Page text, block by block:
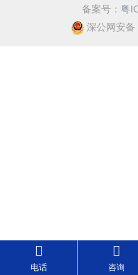
备案号： 粤
深公网安备
电话 咨询